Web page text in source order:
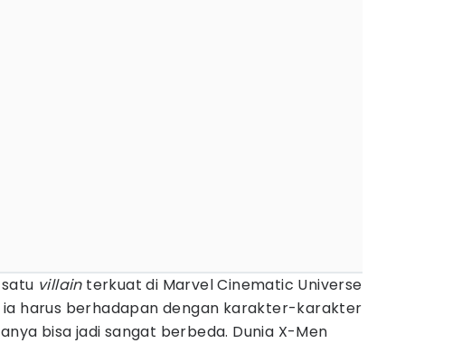
villain terkuat di Marvel Cinematic Universe
ia harus berhadapan dengan karakter-karakter
bisa jadi sangat berbeda. Dunia X-Men